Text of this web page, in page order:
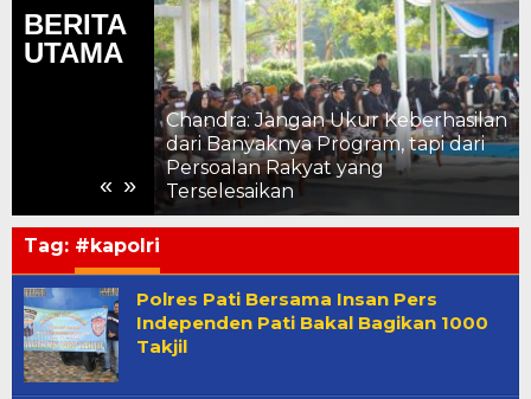
BERITA
UTAMA
« »
Chandra: Jangan Ukur Keberhasilan
dari Banyaknya Program, tapi dari
Persoalan Rakyat yang
Terselesaikan
Tag: #kapolri
Polres Pati Bersama Insan Pers
Independen Pati Bakal Bagikan 1000
Takjil